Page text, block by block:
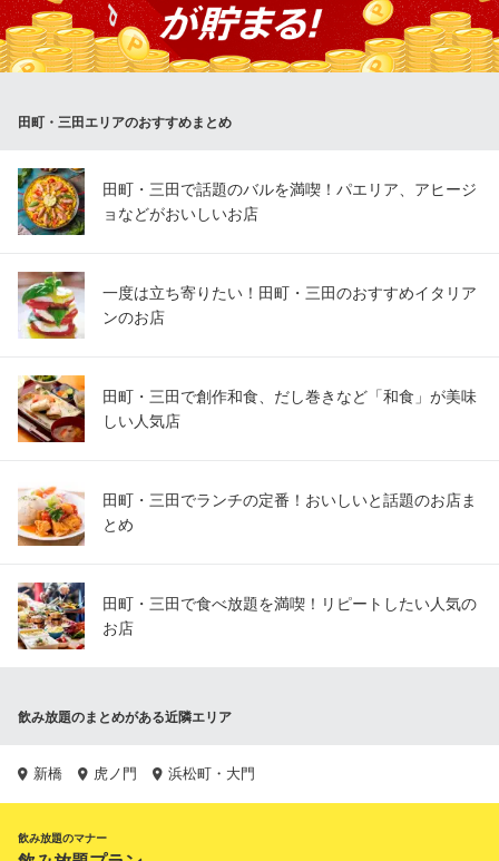
90円！ 人気の屋上テラスでは各種宴会に最適なBBQプランも♪早
得500円引のクーポンもございますのでご予約は今がお得です！
開放的なテラスが使える
東京都港区芝5-32-9 ECS第5ビル3F
田町・三田エリアのおすすめまとめ
田町・三田で話題のバルを満喫！パエリア、アヒージ
ョなどがおいしいお店
一度は立ち寄りたい！田町・三田のおすすめイタリア
ンのお店
田町・三田で創作和食、だし巻きなど「和食」が美味
しい人気店
田町・三田でランチの定番！おいしいと話題のお店ま
とめ
田町・三田で食べ放題を満喫！リピートしたい人気の
お店
飲み放題のまとめがある近隣エリア
新橋 虎ノ門 浜松町・大門
飲み放題のマナー